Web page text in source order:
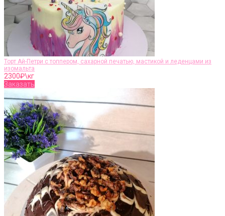
Торт Ай-Петри с топпером, сахарной печатью, мастикой и леденцами из
изомальта
2300₽\кг
Заказать